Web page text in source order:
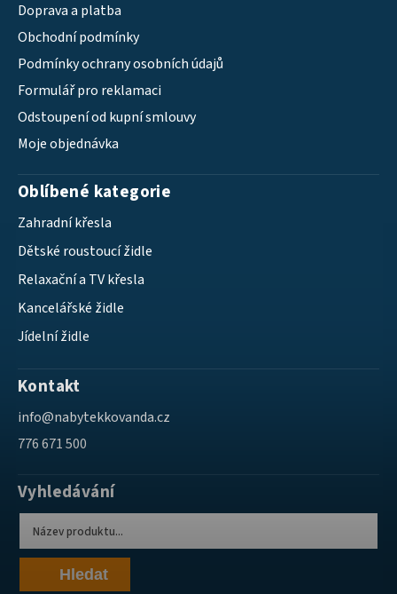
Doprava a platba
Obchodní podmínky
Podmínky ochrany osobních údajů
Formulář pro reklamaci
Odstoupení od kupní smlouvy
Moje objednávka
Oblíbené kategorie
Zahradní křesla
Dětské roustoucí židle
Relaxační a TV křesla
Kancelářské židle
Jídelní židle
Kontakt
info@nabytekkovanda.cz
776 671 500
Vyhledávání
Hledat